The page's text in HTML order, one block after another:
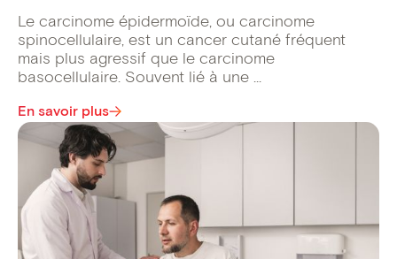
Le carcinome épidermoïde, ou carcinome
spinocellulaire, est un cancer cutané fréquent
mais plus agressif que le carcinome
basocellulaire. Souvent lié à une ...
En savoir plus